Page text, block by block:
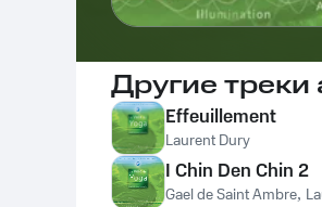
Другие треки
Effeuillement
Laurent Dury
I Chin Den Chin 2
Gael de Saint Ambre,